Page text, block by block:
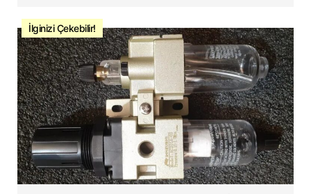
İlginizi Çekebilir!